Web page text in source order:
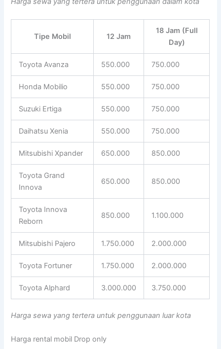
Tipe Mobil 12 Jam
18 Jam (Full
Day)
Toyota Avanza 550.000 750.000
Honda Mobilio 550.000 750.000
Suzuki Ertiga 550.000 750.000
Daihatsu Xenia 550.000 750.000
Mitsubishi Xpander 650.000 850.000
Toyota Grand
Innova
650.000 850.000
Toyota Innova
Reborn
850.000 1.100.000
Mitsubishi Pajero 1.750.000 2.000.000
Toyota Fortuner 1.750.000 2.000.000
Toyota Alphard 3.000.000 3.750.000
Harga sewa yang tertera untuk penggunaan luar kota
Harga rental mobil Drop only